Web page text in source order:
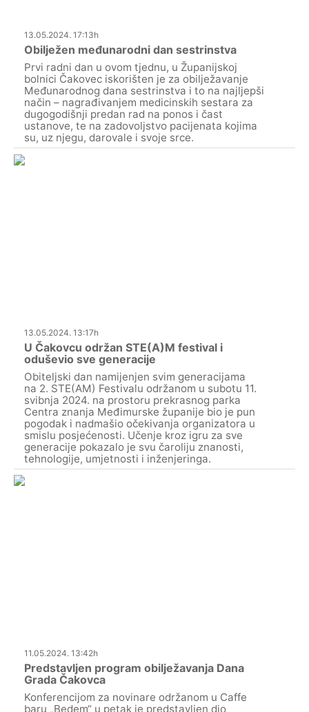
13.05.2024. 17:13h
Obilježen međunarodni dan sestrinstva
Prvi radni dan u ovom tjednu, u Županijskoj
bolnici Čakovec iskorišten je za obilježavanje
Međunarodnog dana sestrinstva i to na najljepši
način – nagrađivanjem medicinskih sestara za
dugogodišnji predan rad na ponos i čast
ustanove, te na zadovoljstvo pacijenata kojima
su, uz njegu, darovale i svoje srce.
13.05.2024. 13:17h
U Čakovcu održan STE(A)M festival i
oduševio sve generacije
Obiteljski dan namijenjen svim generacijama
na 2. STE(AM) Festivalu održanom u subotu 11.
svibnja 2024. na prostoru prekrasnog parka
Centra znanja Međimurske županije bio je pun
pogodak i nadmašio očekivanja organizatora u
smislu posjećenosti. Učenje kroz igru za sve
generacije pokazalo je svu čaroliju znanosti,
tehnologije, umjetnosti i inženjeringa.
11.05.2024. 13:42h
Predstavljen program obilježavanja Dana
Grada Čakovca
Konferencijom za novinare održanom u Caffe
baru „Bedem“ u petak je predstavljen dio